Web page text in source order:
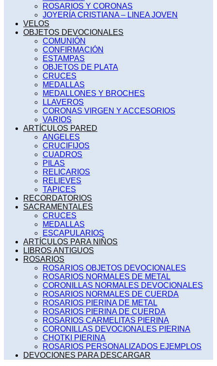
ROSARIOS Y CORONAS
JOYERÍA CRISTIANA – LINEA JOVEN
VELOS
OBJETOS DEVOCIONALES
COMUNIÓN
CONFIRMACIÓN
ESTAMPAS
OBJETOS DE PLATA
CRUCES
MEDALLAS
MEDALLONES Y BROCHES
LLAVEROS
CORONAS VIRGEN Y ACCESORIOS
VARIOS
ARTÍCULOS PARED
ANGELES
CRUCIFIJOS
CUADROS
PILAS
RELICARIOS
RELIEVES
TAPICES
RECORDATORIOS
SACRAMENTALES
CRUCES
MEDALLAS
ESCAPULARIOS
ARTÍCULOS PARA NIÑOS
LIBROS ANTIGUOS
ROSARIOS
ROSARIOS OBJETOS DEVOCIONALES
ROSARIOS NORMALES DE METAL
CORONILLAS NORMALES DEVOCIONALES
ROSARIOS NORMALES DE CUERDA
ROSARIOS PIERINA DE METAL
ROSARIOS PIERINA DE CUERDA
ROSARIOS CARMELITAS PIERINA
CORONILLAS DEVOCIONALES PIERINA
CHOTKI PIERINA
ROSARIOS PERSONALIZADOS EJEMPLOS
DEVOCIONES PARA DESCARGAR